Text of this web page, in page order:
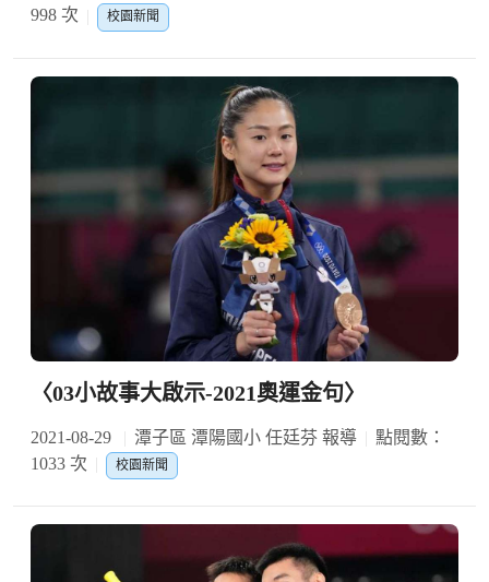
998 次
校園新聞
〈03小故事大啟示-2021奧運金句〉
2021-08-29 潭子區 潭陽國小 任廷芬 報導
點閱數：
1033 次
校園新聞